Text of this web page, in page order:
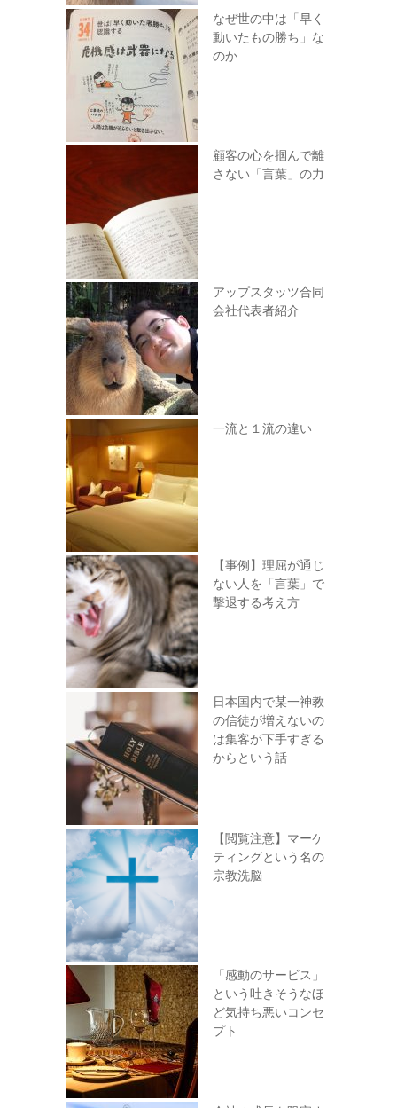
なぜ世の中は「早く
動いたもの勝ち」な
のか
顧客の心を掴んで離
さない「言葉」の力
アップスタッツ合同
会社代表者紹介
一流と１流の違い
【事例】理屈が通じ
ない人を「言葉」で
撃退する考え方
日本国内で某一神教
の信徒が増えないの
は集客が下手すぎる
からという話
【閲覧注意】マーケ
ティングという名の
宗教洗脳
「感動のサービス」
という吐きそうなほ
ど気持ち悪いコンセ
プト